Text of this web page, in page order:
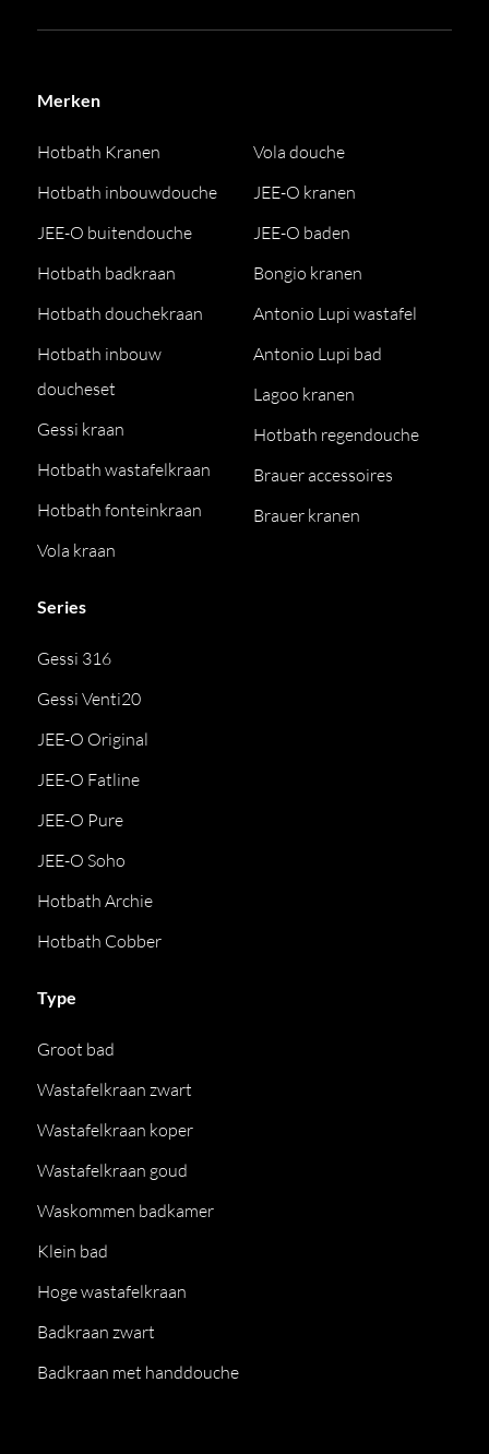
Merken
Hotbath Kranen
Hotbath inbouwdouche
JEE-O buitendouche
Hotbath badkraan
Hotbath douchekraan
Hotbath inbouw
doucheset
Gessi kraan
Hotbath wastafelkraan
Hotbath fonteinkraan
Vola kraan
Vola douche
JEE-O kranen
JEE-O baden
Bongio kranen
Antonio Lupi wastafel
Antonio Lupi bad
Lagoo kranen
Hotbath regendouche
Brauer accessoires
Brauer kranen
Series
Gessi 316
Gessi Venti20
JEE-O Original
JEE-O Fatline
JEE-O Pure
JEE-O Soho
Hotbath Archie
Hotbath Cobber
Type
Groot bad
Wastafelkraan zwart
Wastafelkraan koper
Wastafelkraan goud
Waskommen badkamer
Klein bad
Hoge wastafelkraan
Badkraan zwart
Badkraan met handdouche